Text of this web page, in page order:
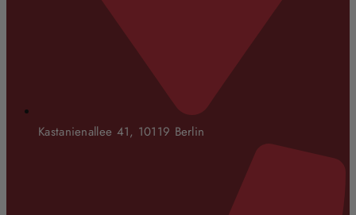
Kastanienallee 41, 10119 Berlin